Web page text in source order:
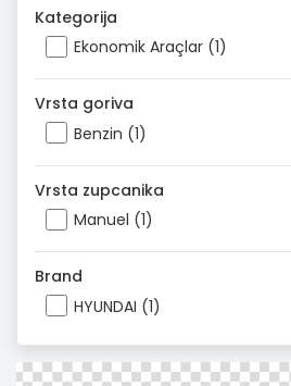
Kategorija
Ekonomik Araçlar (1)
Vrsta goriva
Benzin (1)
Vrsta zupcanika
Manuel (1)
Brand
HYUNDAI (1)